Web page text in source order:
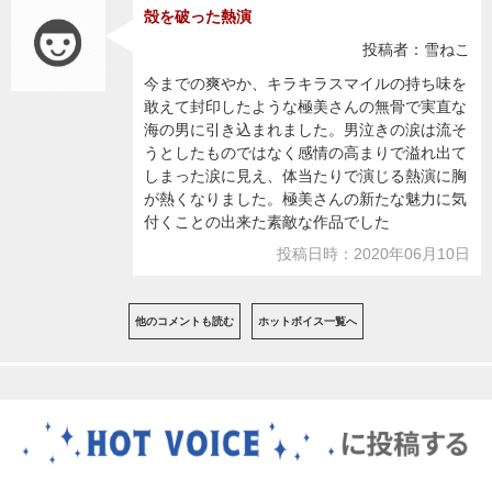
殻を破った熱演
投稿者：雪ねこ
今までの爽やか、キラキラスマイルの持ち味を
敢えて封印したような極美さんの無骨で実直な
海の男に引き込まれました。男泣きの涙は流そ
うとしたものではなく感情の高まりで溢れ出て
しまった涙に見え、体当たりで演じる熱演に胸
が熱くなりました。極美さんの新たな魅力に気
付くことの出来た素敵な作品でした
投稿日時：2020年06月10日
他のコメントも読む ホットボイス一覧へ